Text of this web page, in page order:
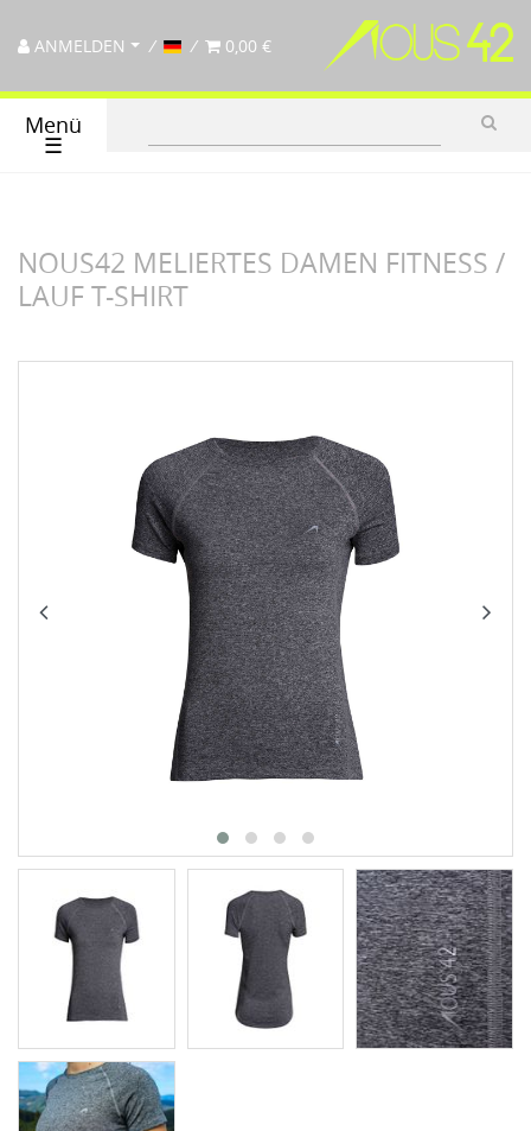
ANMELDEN 0,00 €
Menü
☰
NOUS42 MELIERTES DAMEN FITNESS /
LAUF T-SHIRT